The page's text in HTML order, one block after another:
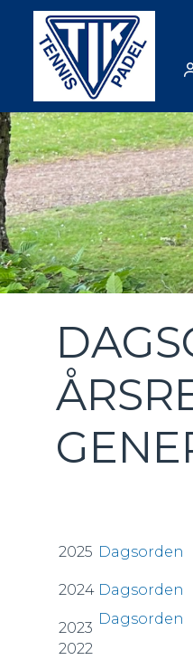
2025 Dagsorden
2024 Dagsorden
2023
Dagsorden
2022